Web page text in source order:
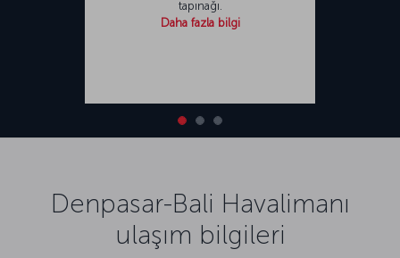
tapınağı.
Daha fazla bilgi
Denpasar-Bali Havalimanı
ulaşım bilgileri